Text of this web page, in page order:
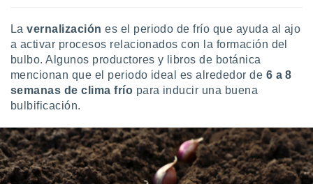
de
un
o acceder
datos
Lavernalización es el periodo de frío que ayuda al ajo
a activar procesos relacionados con la formación del
bulbo. Algunos productores y libros de botánica
mencionan que el periodo ideal es alrededor de 6 a 8
semanas de clima frío para inducir una buena
bulbificación.